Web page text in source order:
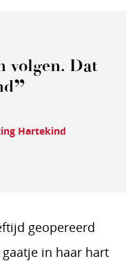
volgen. Dat
Hartekind
geopereerd
in haar hart